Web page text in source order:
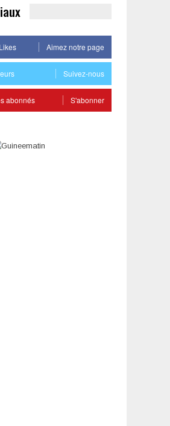
Likes Aimez notre page
Suivez-nous
abonnés S'abonner